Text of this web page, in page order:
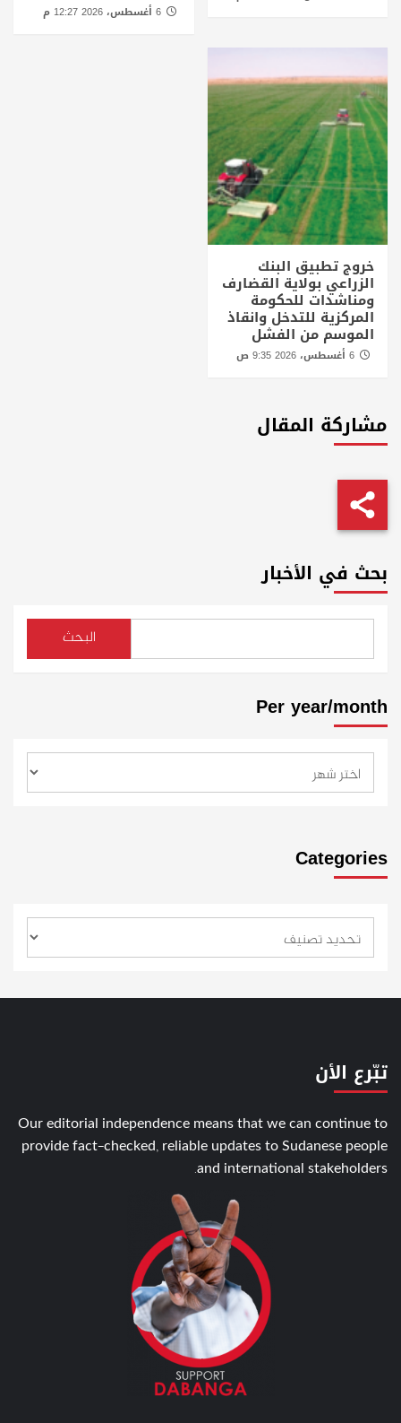
6 أغسطس، 2026 12:27 م
خروج تطبيق البنك
الزراعي بولاية القضارف
ومناشدات للحكومة
المركزية للتدخل وانقاذ
الموسم من الفشل
مشاركة المقال
بحث في الأخبار
البحث
Per year/month
Categories
تبّرع الأن
Our editorial independence means that we can continue to
provide fact-checked, reliable updates to Sudanese people
and international stakeholders.